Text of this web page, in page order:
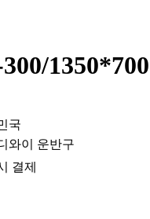
국
와이 운반구
결제